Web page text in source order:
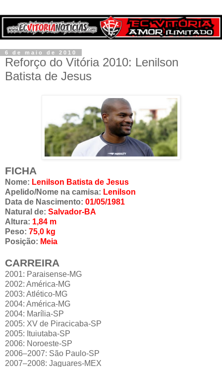
6 de maio de 2010
Reforço do Vitória 2010: Lenilson
Batista de Jesus
FICHA
Nome: Lenilson Batista de Jesus
Apelido/Nome na camisa: Lenilson
Data de Nascimento: 01/05/1981
Natural de: Salvador-BA
Altura: 1,84 m
Peso: 75,0 kg
Posição: Meia
CARREIRA
2001: Paraisense-MG
2002: América-MG
2003: Atlético-MG
2004: América-MG
2004: Marília-SP
2005: XV de Piracicaba-SP
2005: Ituiutaba-SP
2006: Noroeste-SP
2006–2007: São Paulo-SP
2007–2008: Jaguares-MEX